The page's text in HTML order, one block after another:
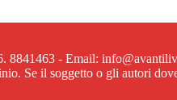
8841463 - Email:
Se il soggetto o gli autori